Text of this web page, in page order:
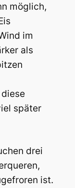
möglich,
im
als
später
drei
ist.